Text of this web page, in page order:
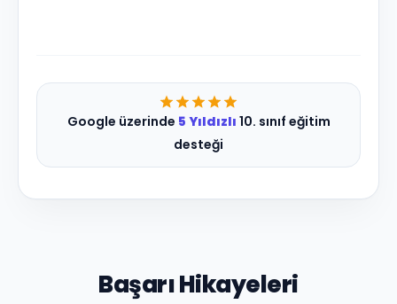
Google üzerinde 5 Yıldızlı 10. sınıf eğitim
desteği
Başarı Hikayeleri